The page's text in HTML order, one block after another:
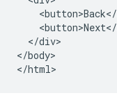
  </div>
</body>